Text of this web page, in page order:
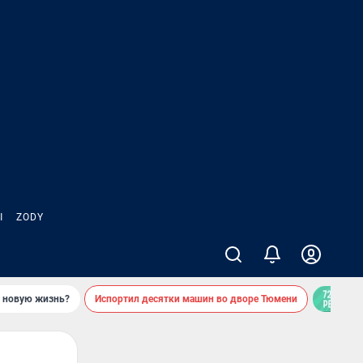
ZODY
новую жизнь? Испортил десятки машин во дворе Тюмени